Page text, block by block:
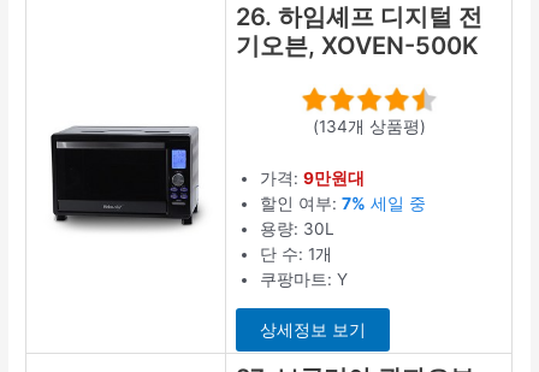
26. 하임셰프 디지털 전
기오븐, XOVEN-500K
(134개 상품평)
가격:9만원대
할인 여부:7% 세일 중
용량: 30L
단 수: 1개
쿠팡마트: Y
상세정보 보기